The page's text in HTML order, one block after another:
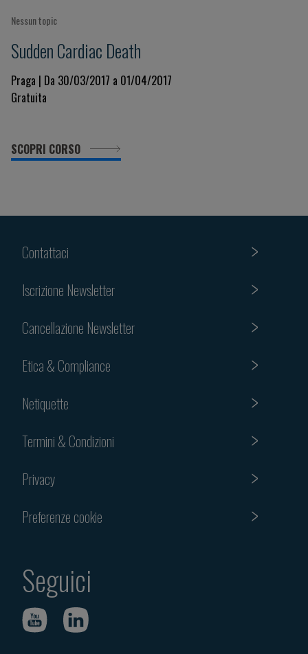
Nessun topic
Sudden Cardiac Death
Praga | Da 30/03/2017 a 01/04/2017
Gratuita
SCOPRI CORSO
Contattaci
Iscrizione Newsletter
Cancellazione Newsletter
Etica & Compliance
Netiquette
Termini & Condizioni
Privacy
Preferenze cookie
Seguici